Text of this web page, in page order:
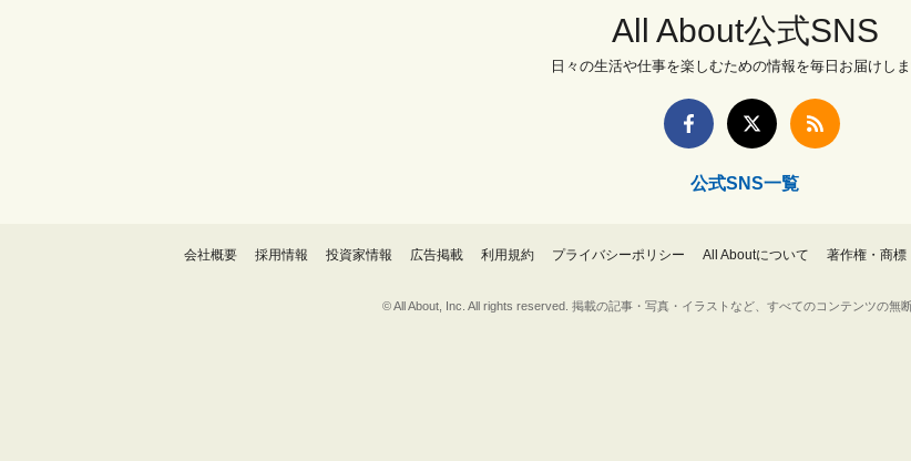
All About公式SNS
日々の生活や仕事を楽しむための情報を毎日お届けしま
公式SNS一覧
会社概要 採用情報 投資家情報 広告掲載 利用規約 プライバシーポリシー All Aboutについて 著作権・商標
© All About, Inc. All rights reserved. 掲載の記事・写真・イラストなど、すべてのコンテンツの無